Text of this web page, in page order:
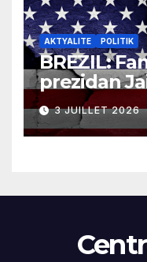
AKTYALITE POLITIK
BREZIL:
prezidan
mande
ameriken
sou tout
3 JUILLET 2026